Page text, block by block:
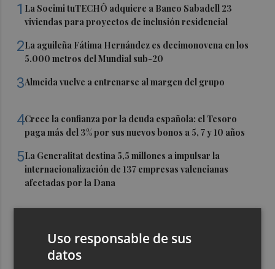
1 La Socimi tuTECHÔ adquiere a Banco Sabadell 23
viviendas para proyectos de inclusión residencial
2La aguileña Fátima Hernández es decimonovena en los
5.000 metros del Mundial sub-20
3Almeida vuelve a entrenarse al margen del grupo
4Crece la confianza por la deuda española: el Tesoro
paga más del 3% por sus nuevos bonos a 5, 7 y 10 años
5La Generalitat destina 5,5 millones a impulsar la
internacionalización de 137 empresas valencianas
afectadas por la Dana
Uso responsable de sus
datos